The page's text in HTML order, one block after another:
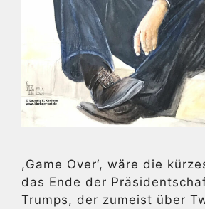
,Game Over‘, wäre die
das Ende der
Trumps, der zumeist über